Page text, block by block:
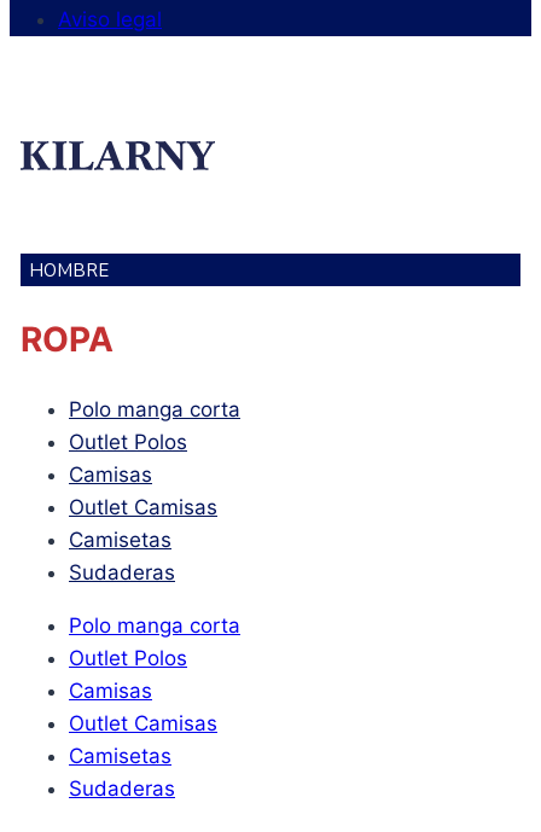
Aviso legal
HOMBRE
ROPA
Polo manga corta
Outlet Polos
Camisas
Outlet Camisas
Camisetas
Sudaderas
Polo manga corta
Outlet Polos
Camisas
Outlet Camisas
Camisetas
Sudaderas